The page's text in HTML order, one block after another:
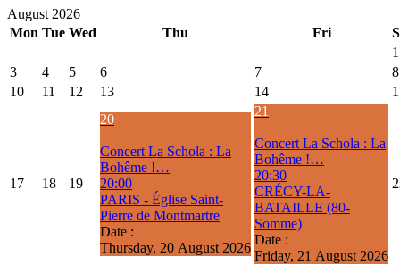
August 2026
Mon Tue Wed Thu Fri
1
3
4 5 6 7
8
10
11 12 13 14
17 18 19
20
Concert La Schola : La
Bohême !…
20:00
PARIS - Église Saint-
Pierre de Montmartre
Date :
Thursday, 20 August 2026
21
Concert La Schola : La
Bohême !…
20:30
CRÉCY-LA-
BATAILLE (80-
Somme)
Date :
Friday, 21 August 2026